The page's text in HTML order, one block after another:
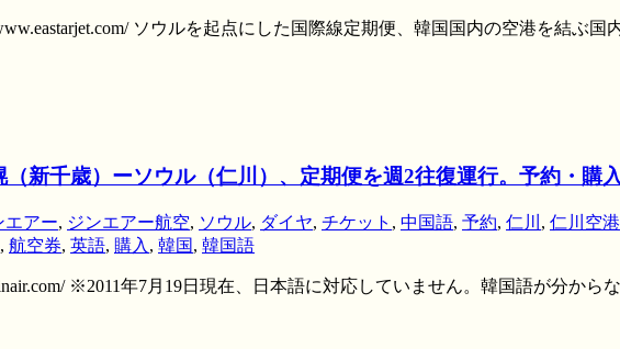
ソウルを起点にした国際線定期便、韓国国内の空港を結ぶ
（新千歳）ーソウル（仁川）、定期便を週2往復運行。予約・購
エアー, ジンエアー航空, ソウル, ダイヤ, チケット , 中国語, 予約, 仁川 , 仁川空港
, 航空券, 英語, 購入 , 韓国, 韓国語
※2011年7月19日現在、日本語に対応していません。韓国語が分か